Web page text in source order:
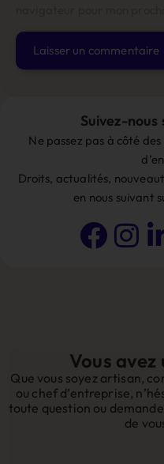
Suivez-nous
Ne passez pas à côté
Droits, actualités,
en nous suivant
Vous avez
Que vous soyez artisan,
ou chef d’entreprise,
toute question ou
de